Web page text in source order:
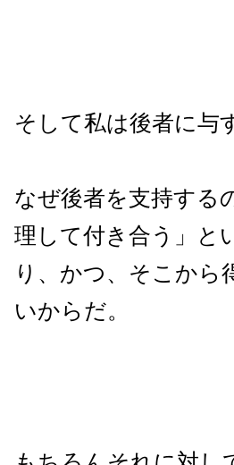
そして私は後者に与
なぜ後者を支持する
理して付き合う」と
り、かつ、そこか
いからだ。